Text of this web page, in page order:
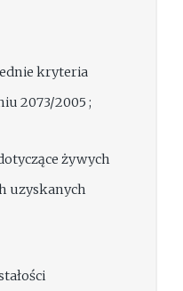
kryteria
2073/2005 ;
żywych
uzyskanych